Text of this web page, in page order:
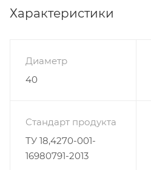
Характеристики
Диаметр
40
Стандарт продукта
ТУ 18,4270-001-
16980791-2013